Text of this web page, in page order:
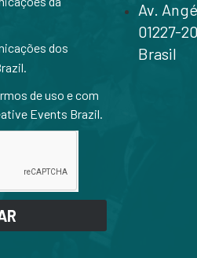
dos
de uso e com
Events Brazil.
Av.
01227-
Brasil